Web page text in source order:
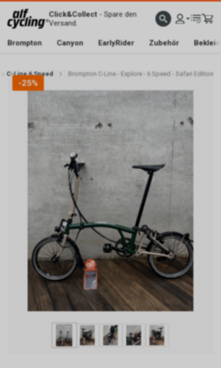
Click&Collect- Spare den
Versand.
Brompton Canyon EarlyRider Zubehör
C-Line 6 Speed Brompton C-Line - Explore - 6 Speed - Safari Edition
-25%